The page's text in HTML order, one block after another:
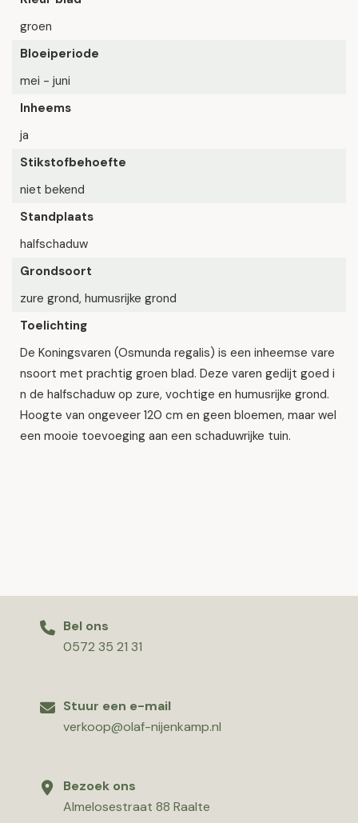
groen
Bloeiperiode
mei - juni
Inheems
ja
Stikstofbehoefte
niet bekend
Standplaats
halfschaduw
Grondsoort
zure grond, humusrijke grond
Toelichting
De Koningsvaren (Osmunda regalis) is een inheemse vare
nsoort met prachtig groen blad. Deze varen gedijt goed i
n de halfschaduw op zure, vochtige en humusrijke grond.
Hoogte van ongeveer 120 cm en geen bloemen, maar wel
een mooie toevoeging aan een schaduwrijke tuin.
Bel ons
0572 35 21 31
Stuur een e-mail
verkoop@olaf-nijenkamp.nl
Bezoek ons
Almelosestraat 88 Raalte